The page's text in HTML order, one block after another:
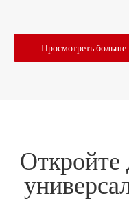
Просмотреть больше
Откройте